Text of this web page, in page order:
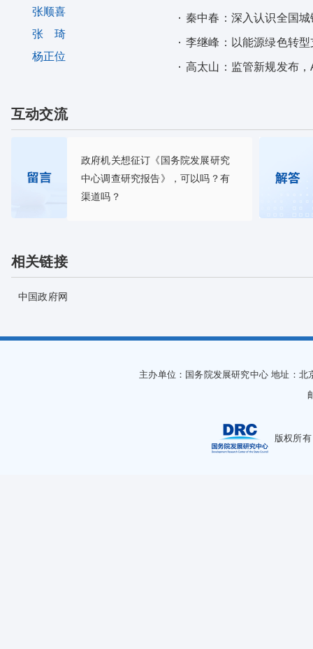
张顺喜
张 琦
杨正位
秦中春：深入认识全国
李继峰：以能源绿色转
高太山：监管新规发布
互动交流
政府机关想征订《国务院发展研究
中心调查研究报告》，可以吗？有
渠道吗？
相关链接
中国政府网
主办单位：国务院发展研究中心 地址：北
版权所有